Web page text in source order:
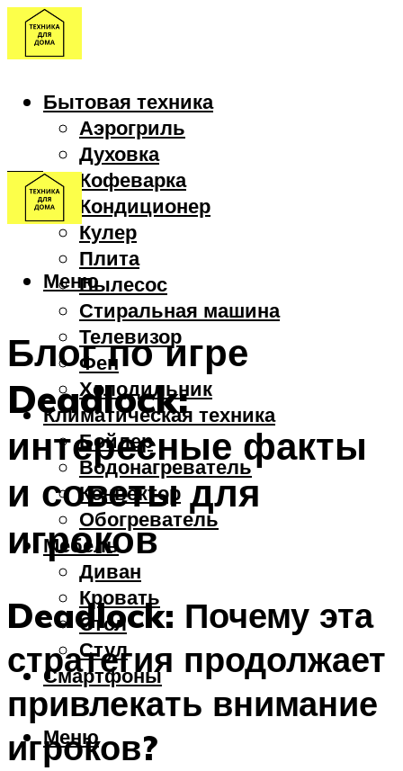
Бытовая техника
Аэрогриль
Духовка
Кофеварка
Кондиционер
Кулер
Плита
Пылесос
Стиральная машина
Телевизор
Фен
Холодильник
Климатическая техника
Бойлер
Водонагреватель
Конвектор
Обогреватель
Мебель
Диван
Кровать
Стол
Стул
Смартфоны
Меню
Меню
Блог по игре
Deadlock:
интересные факты
и советы для
игроков
Deadlock: Почему эта
стратегия продолжает
привлекать внимание
игроков?